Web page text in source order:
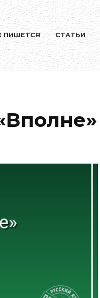
ПИШЕТСЯ СТАТЬИ